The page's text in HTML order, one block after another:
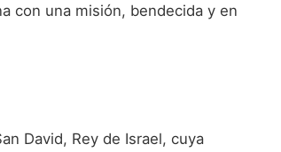
con una misión, bendecida y en
David, Rey de Israel, cuya